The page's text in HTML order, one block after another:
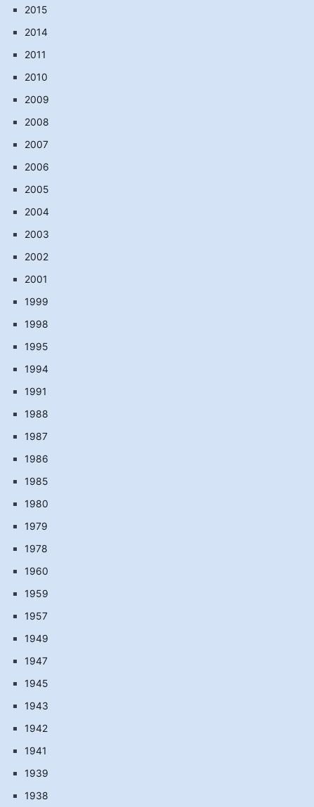
2015
2014
2011
2010
2009
2008
2007
2006
2005
2004
2003
2002
2001
1999
1998
1995
1994
1991
1988
1987
1986
1985
1980
1979
1978
1960
1959
1957
1949
1947
1945
1943
1942
1941
1939
1938